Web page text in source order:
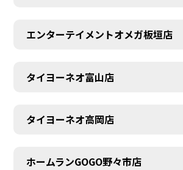
エンターテイメントオメガ板垣店
タイヨーネオ富山店
タイヨーネオ高岡店
ホームランGOGO野々市店